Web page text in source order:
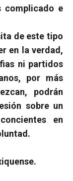
complicado e
de este tipo
en la verdad,
ni partidos
por más
podrán
sobre un
en